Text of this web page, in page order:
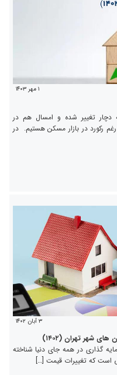
۱ مهر ۱۴۰۳
دچار تغییر شده و امسال هم در
رکورد در بازار مسکن هستیم. در
۳ آبان ۱۴۰۲
شهر تهران (۱۴۰۲)
گذاری در همه جای دنیا شناخته
است که تغییرات قیمت […]